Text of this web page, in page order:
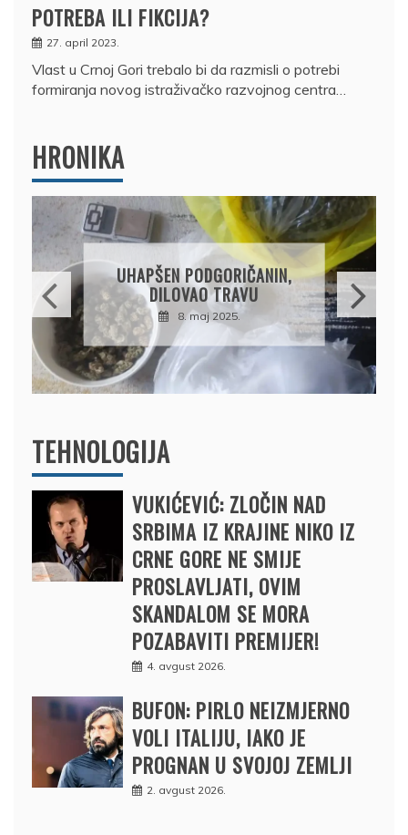
POTREBA ILI FIKCIJA?
27. april 2023.
Vlast u Crnoj Gori trebalo bi da razmisli o potrebi
formiranja novog istraživačko razvojnog centra…
HRONIKA
DRŽAVLJANIN RUSIJE
OSUMNJIČEN DA JE
PRODAO TUĐI BMW,
DRŽAVU NAPUSTIO
BRODOM
12. februar 2025.
TEHNOLOGIJA
VUKIĆEVIĆ: ZLOČIN NAD
SRBIMA IZ KRAJINE NIKO IZ
CRNE GORE NE SMIJE
PROSLAVLJATI, OVIM
SKANDALOM SE MORA
POZABAVITI PREMIJER!
4. avgust 2026.
BUFON: PIRLO NEIZMJERNO
VOLI ITALIJU, IAKO JE
PROGNAN U SVOJOJ ZEMLJI
2. avgust 2026.